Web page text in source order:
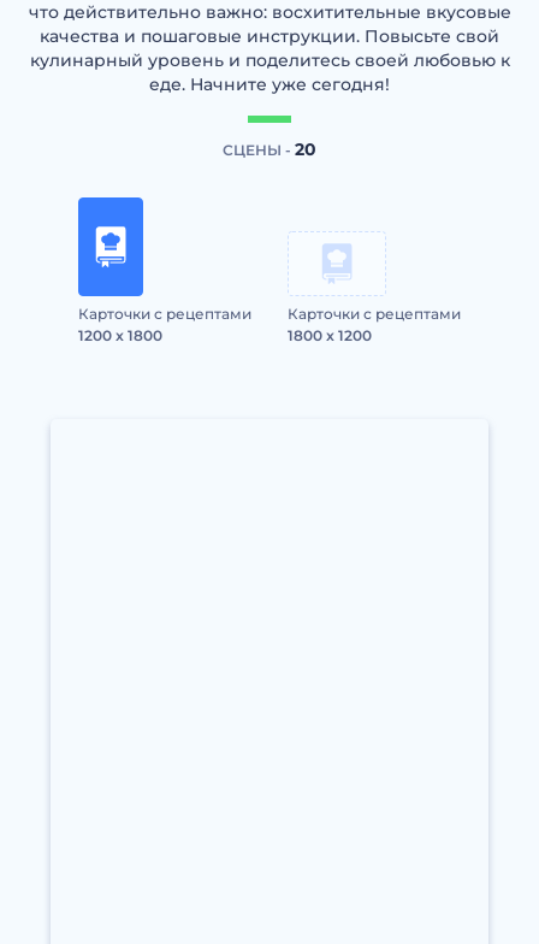
что действительно важно: восхитительные вкусовые
качества и пошаговые инструкции. Повысьте свой
кулинарный уровень и поделитесь своей любовью к
еде. Начните уже сегодня!
СЦЕНЫ - 20
Карточки с рецептами
1200 x 1800
Карточки с рецептами
1800 x 1200